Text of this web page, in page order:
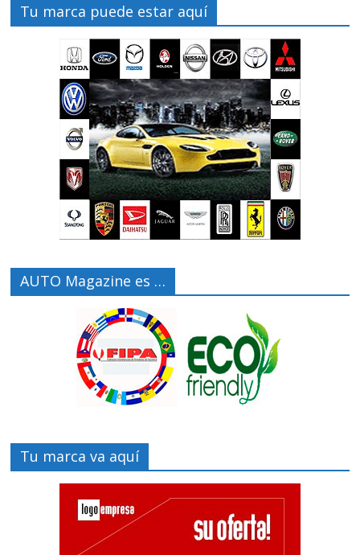
Tu marca puede estar aquí
AUTO Magazine es …
Tu marca va aquí